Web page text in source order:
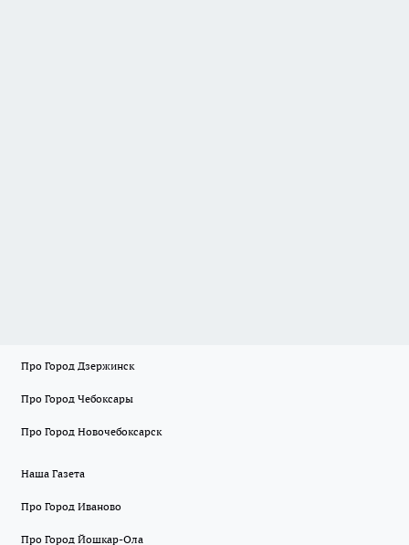
Про Город Дзержинск
Про Город Чебоксары
Про Город Новочебоксарск
Наша Газета
Про Город Иваново
Про Город Йошкар-Ола